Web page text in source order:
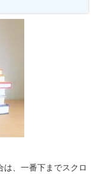
は、一番下までスクロ